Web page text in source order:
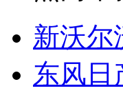
新沃尔
东风日